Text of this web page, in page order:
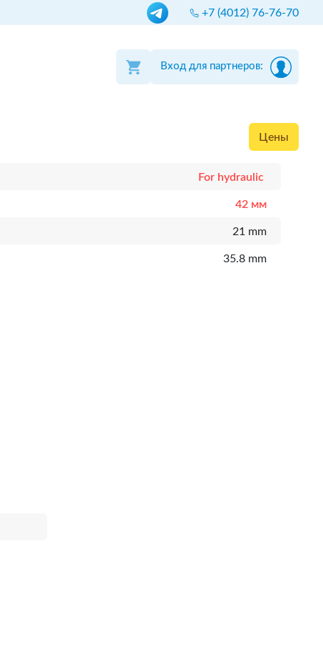
+7 (4012) 76-76-70
Вход для партнеров:
Цены
For hydraulic
42 мм
21 mm
35.8 mm